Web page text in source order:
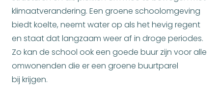
klimaatverandering. Een groene schoolomgeving
biedt koelte, neemt water op als het hevig regent
en staat dat langzaam weer af in droge periodes.
Zo kan de school ook een goede buur zijn voor alle
omwonenden die er een groene buurtparel
bij krijgen.